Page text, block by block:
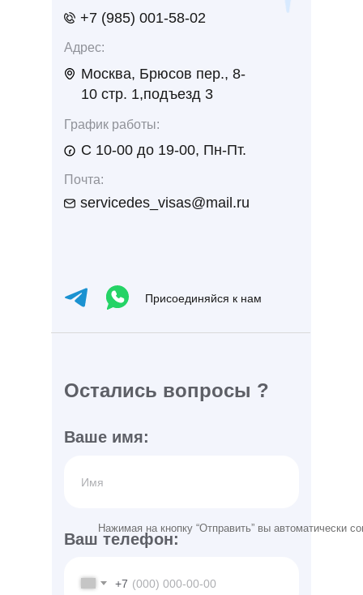
+7 (985) 001-58-02
Почта:
Адрес:
Присоединяйся к нам
Ваше имя:
Ваш телефон:
servicedes_visas@mail.ru
С 10-00 до 19-00, Пн-Пт.
График работы:
Москва, Брюсов пер., 8-
10 стр. 1,подъезд 3
Остались вопросы ?
+7
Нажимая на кнопку “Отправить” вы автоматически